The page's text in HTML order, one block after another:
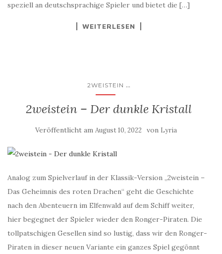
speziell an deutschsprachige Spieler und bietet die […]
WEITERLESEN
2WEISTEIN ...
2weistein – Der dunkle Kristall
Veröffentlicht am August 10, 2022 von Lyria
Analog zum Spielverlauf in der Klassik-Version „2weistein –
Das Geheimnis des roten Drachen“ geht die Geschichte
nach den Abenteuern im Elfenwald auf dem Schiff weiter,
hier begegnet der Spieler wieder den Ronger-Piraten. Die
tollpatschigen Gesellen sind so lustig, dass wir den Ronger-
Piraten in dieser neuen Variante ein ganzes Spiel gegönnt